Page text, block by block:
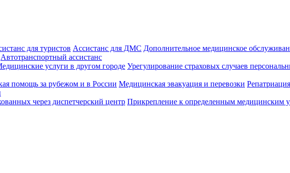
для туристов Ассистанс для ДМС Дополнительное медицинское
Автотранспортный ассистанс
услуги в другом городе Урегулирование страховых случаев
помощь за рубежом и в России Медицинская эвакуация и перевозки
через диспетчерский центр Прикрепление к определенным медицинским